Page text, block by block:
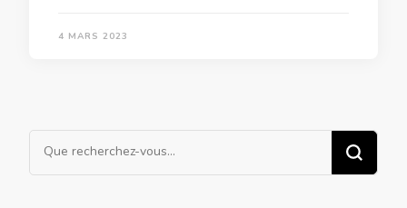
4 MARS 2023
Vous
recherchiez